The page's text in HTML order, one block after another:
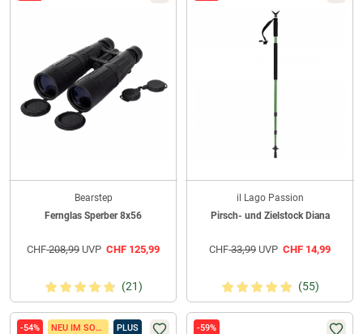
Bearstep
Fernglas Sperber 8x56
CHF208,99 UVP CHF 125,99
(21)
il Lago Passion
Pirsch- und Zielstock Diana
CHF33,99 UVP CHF 14,99
(55)
-54% NEU IM SORTIMENT PLUS -59%